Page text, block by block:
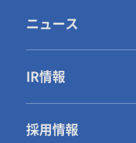
ニュース
IR情報
採用情報